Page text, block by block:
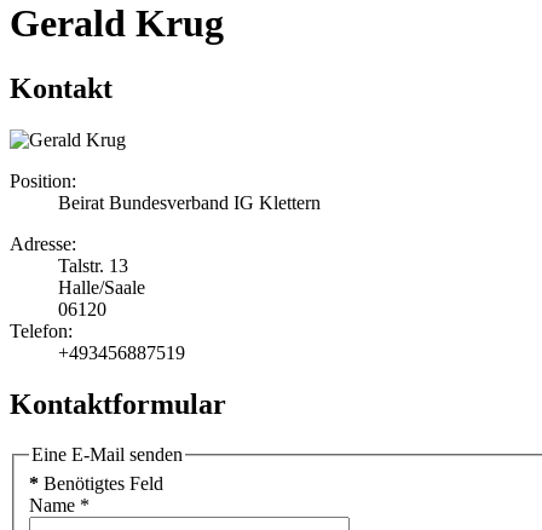
Gerald Krug
Kontakt
Position:
Beirat Bundesverband IG Klettern
Adresse:
Talstr. 13
Halle/Saale
06120
Telefon:
+493456887519
Kontaktformular
Eine E-Mail senden
* Benötigtes Feld
Name *